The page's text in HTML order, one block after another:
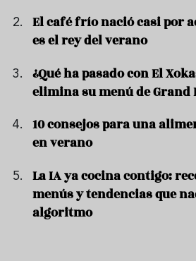
El café frío nació casi por
es el rey del verano
¿Qué ha pasado con El
elimina su menú de Grand
10 consejos para una
en verano
La IA ya cocina contigo:
menús y tendencias que
algoritmo